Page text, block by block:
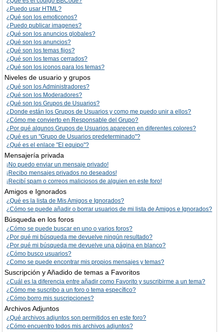
¿Puedo usar HTML?
¿Qué son los emoticonos?
¿Puedo publicar imagenes?
¿Qué son los anuncios globales?
¿Qué son los anuncios?
¿Qué son los temas fijos?
¿Qué son los temas cerrados?
¿Qué son los iconos para los temas?
Niveles de usuario y grupos
¿Qué son los Administradores?
¿Qué son los Moderadores?
¿Qué son los Grupos de Usuarios?
¿Donde están los Grupos de Usuarios y como me puedo unir a ellos?
¿Cómo me convierto en Responsable del Grupo?
¿Por qué algunos Grupos de Usuarios aparecen en diferentes colores?
¿Qué es un "Grupo de Usuarios predeterminado"?
¿Qué es el enlace "El equipo"?
Mensajería privada
¡No puedo enviar un mensaje privado!
¡Recibo mensajes privados no deseados!
¡Recibí spam o correos maliciosos de alguien en este foro!
Amigos e Ignorados
¿Qué es la lista de Mis Amigos e Ignorados?
¿Cómo se puede añadir o borrar usuarios de mi lista de Amigos e Ignorados?
Búsqueda en los foros
¿Cómo se puede buscar en uno o varios foros?
¿Por qué mi búsqueda me devuelve ningún resultado?
¿Por qué mi búsqueda me devuelve una página en blanco?
¿Cómo busco usuarios?
¿Como se puede encontrar mis propios mensajes y temas?
Suscripción y Añadido de temas a Favoritos
¿Cuál es la diferencia entre añadir como Favorito y suscribirme a un tema?
¿Cómo me suscribo a un foro o tema específico?
¿Cómo borro mis suscripciones?
Archivos Adjuntos
¿Qué archivos adjuntos son permitidos en este foro?
¿Cómo encuentro todos mis archivos adjuntos?